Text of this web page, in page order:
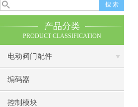
产品分类
PRODUCT CLASSIFICATION
电动阀门配件
编码器
控制模块